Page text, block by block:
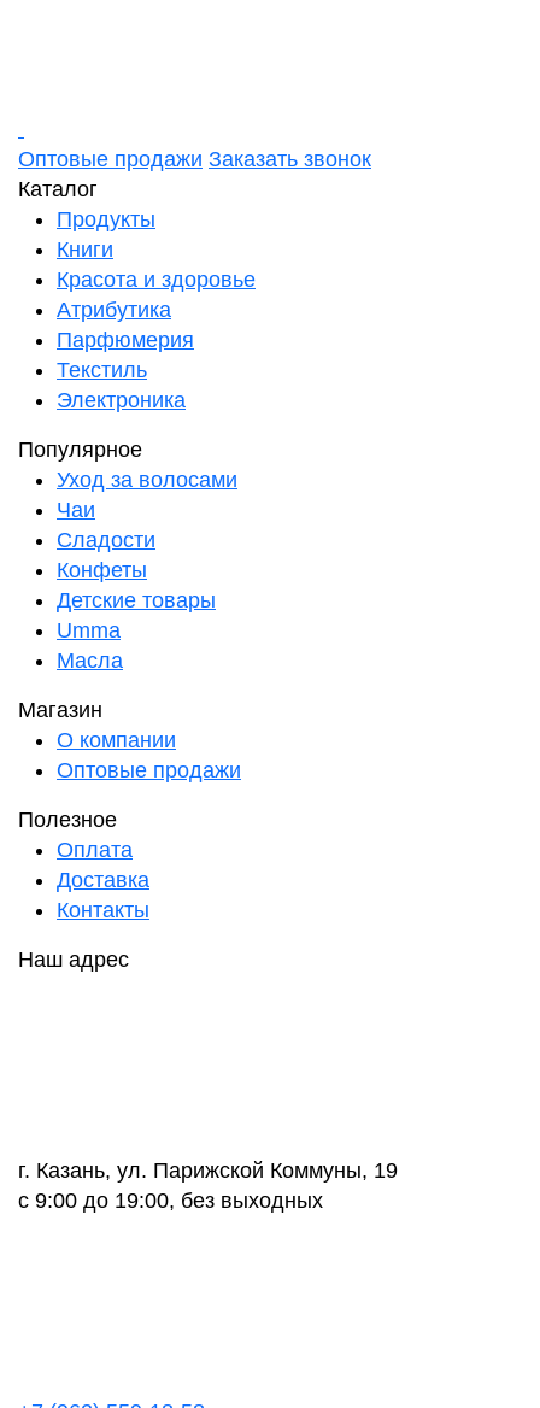
Оптовые продажи Заказать звонок
Каталог
Продукты
Книги
Красота и здоровье
Атрибутика
Парфюмерия
Текстиль
Электроника
Популярное
Уход за волосами
Чаи
Сладости
Конфеты
Детские товары
Umma
Масла
Магазин
О компании
Оптовые продажи
Полезное
Оплата
Доставка
Контакты
Наш адрес
г. Казань, ул. Парижской Коммуны, 19
с 9:00 до 19:00, без выходных